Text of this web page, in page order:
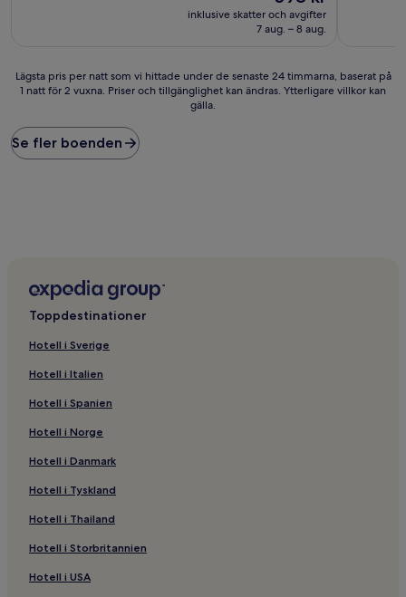
är
598 kr
inklusive skatter och avgifter
7 aug. – 8 aug.
Lägsta
pris
natt
som
vi
1 natt
2 vuxna.
och
tillgänglighet
ändras.
villkor
gälla.
Lägsta pris per natt som vi hittade under de senaste 24 timmarna, baserat på
1 natt för 2 vuxna. Priser och tillgänglighet kan ändras. Ytterligare villkor kan
gälla.
Se fler boenden
Toppdestinationer
Hotell i Sverige
Hotell i Italien
Hotell i Spanien
Hotell i Norge
Hotell i Danmark
Hotell i Tyskland
Hotell i Thailand
Hotell i Storbritannien
Hotell i USA